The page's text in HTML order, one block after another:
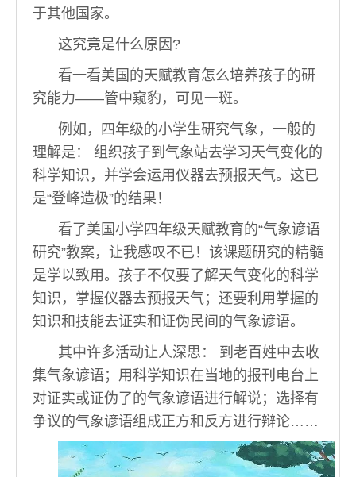
于其他国家。
这究竟是什么原因?
看一看美国的天赋教育怎么培养孩子的研
究能力——管中窥豹，可见一斑。
例如，四年级的小学生研究气象，一般的
理解是： 组织孩子到气象站去学习天气变化的
科学知识，并学会运用仪器去预报天气。这已
是“登峰造极”的结果！
看了美国小学四年级天赋教育的“气象谚语
研究”教案，让我感叹不已！该课题研究的精髓
是学以致用。孩子不仅要了解天气变化的科学
知识，掌握仪器去预报天气；还要利用掌握的
知识和技能去证实和证伪民间的气象谚语。
其中许多活动让人深思： 到老百姓中去收
集气象谚语；用科学知识在当地的报刊电台上
对证实或证伪了的气象谚语进行解说；选择有
争议的气象谚语组成正方和反方进行辩论……